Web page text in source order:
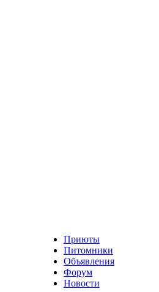
Приюты
Питомники
Объявления
Форум
Новости